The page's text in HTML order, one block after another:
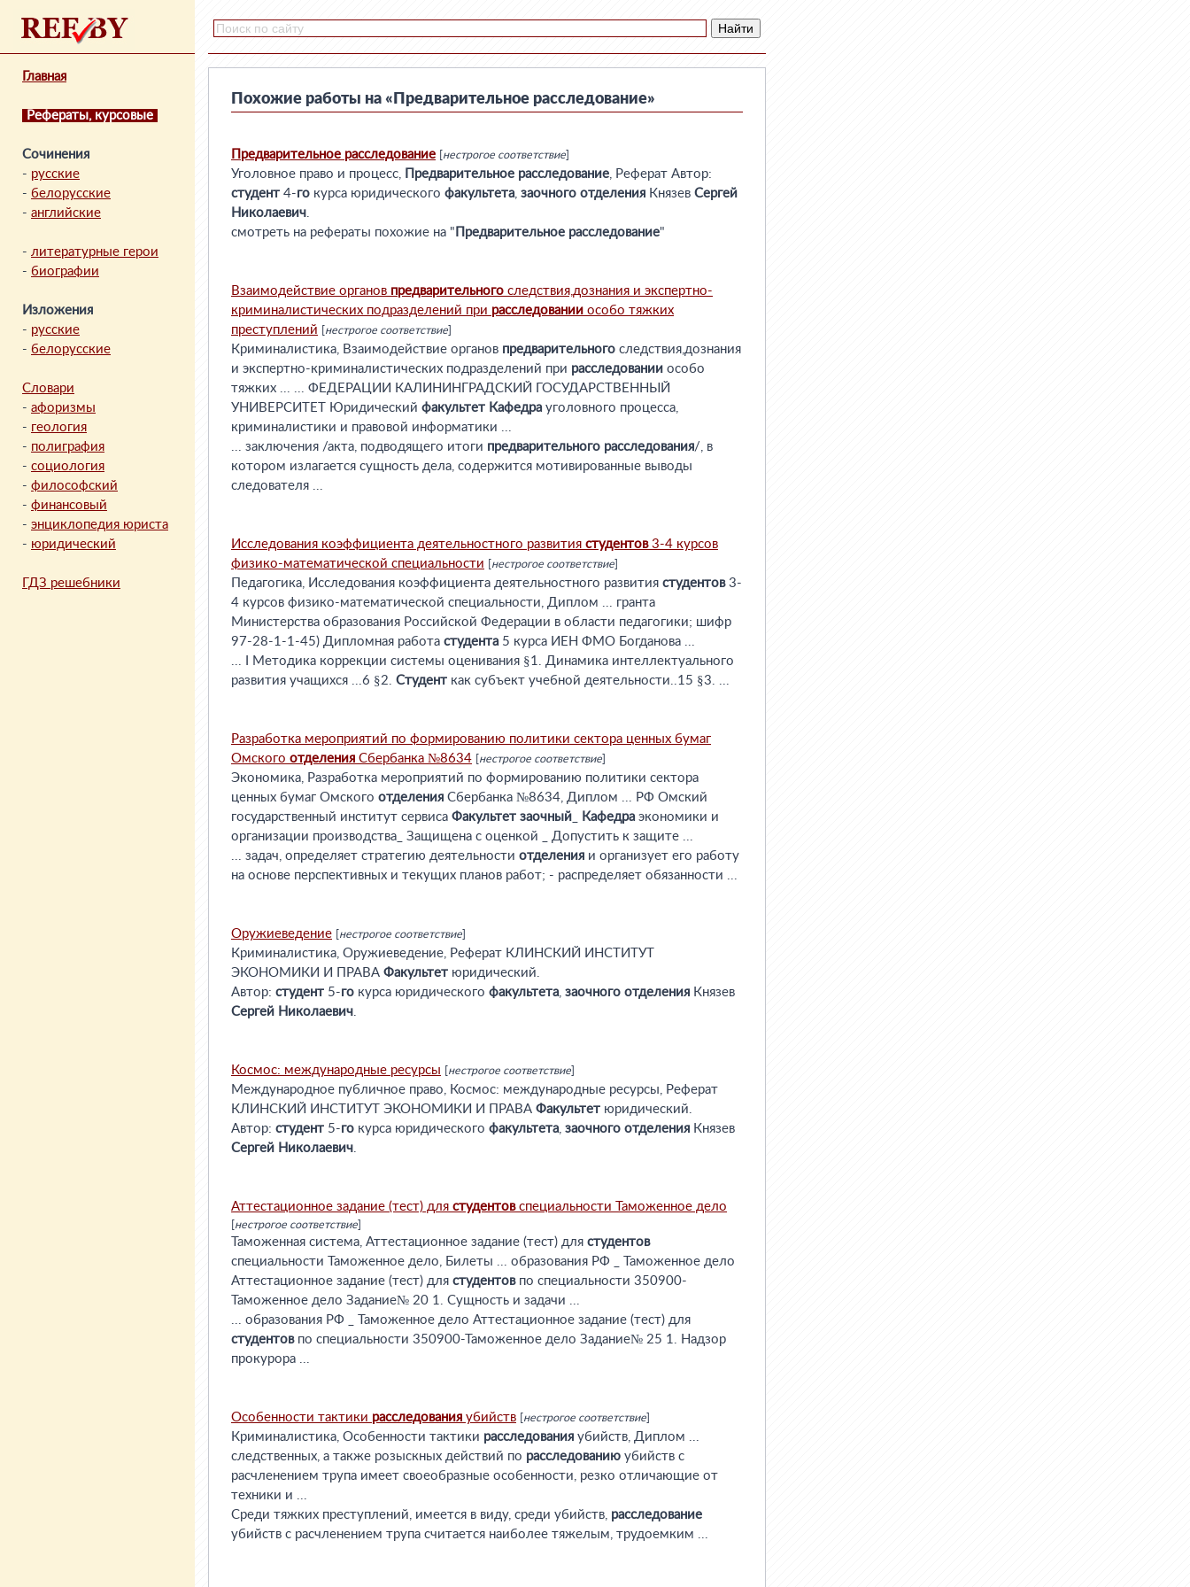
Главная
Рефераты, курсовые
Сочинения
- русские
- белорусские
- английские
- литературные герои
- биографии
Изложения
- русские
- белорусские
Словари
- афоризмы
- геология
- полиграфия
- социология
- философский
- финансовый
- энциклопедия юриста
- юридический
ГДЗ решебники
Похожие работы на «Предварительное расследование»
Предварительное расследование нестрогое соответствие
Уголовное право и процесс, Предварительное расследование, Реферат Автор:
студент 4-го курса юридического факультета, заочного отделения Князев Сергей
Николаевич.
смотреть на рефераты похожие на " Предварительное расследование"
Взаимодействие органов предварительного следствия,дознания и экспертно-
криминалистических подразделений при расследовании особо тяжких
преступлений
нестрогое соответствие
Криминалистика, Взаимодействие органов предварительного следствия,дознания
и экспертно-криминалистических подразделений при расследовании особо
тяжких ... ... ФЕДЕРАЦИИ КАЛИНИНГРАДСКИЙ ГОСУДАРСТВЕННЫЙ
УНИВЕРСИТЕТ Юридический факультет Кафедра уголовного процесса,
криминалистики и правовой информатики ...
... заключения /акта, подводящего итоги предварительного расследования/, в
котором излагается сущность дела, содержится мотивированные выводы
следователя ...
Исследования коэффициента деятельностного развития студентов3-4 курсов
физико-математической специальности
нестрогое соответствие
Педагогика, Исследования коэффициента деятельностного развития студентов3-
4 курсов физико-математической специальности, Диплом ... гранта
Министерства образования Российской Федерации в области педагогики; шифр
97-28-1-1-45) Дипломная работа студента 5 курса ИЕН ФМО Богданова ...
... I Методика коррекции системы оценивания §1. Динамика интеллектуального
развития учащихся ...6 §2. Студент как субъект учебной деятельности..15 §3. ...
Разработка мероприятий по формированию политики сектора ценных бумаг
Омского отделения Сбербанка №8634 нестрогое соответствие
Экономика, Разработка мероприятий по формированию политики сектора
ценных бумаг Омского отделения Сбербанка №8634, Диплом ... РФ Омский
государственный институт сервиса Факультет заочный Кафедра экономики и
организации производства_ Защищена с оценкой _ Допустить к защите ...
... задач, определяет стратегию деятельности отделения и организует его работу
на основе перспективных и текущих планов работ; - распределяет обязанности ...
Оружиеведение нестрогое соответствие
Криминалистика, Оружиеведение, Реферат КЛИНСКИЙ ИНСТИТУТ
ЭКОНОМИКИ И ПРАВА Факультет юридический.
Автор: студент 5-го курса юридического факультета, заочного отделения Князев
Сергей Николаевич.
Космос: международные ресурсы нестрогое соответствие
Международное публичное право, Космос: международные ресурсы, Реферат
КЛИНСКИЙ ИНСТИТУТ ЭКОНОМИКИ И ПРАВА Факультет юридический.
Автор: студент 5-го курса юридического факультета, заочного отделения Князев
Сергей Николаевич.
Аттестационное задание (тест) для студентовспециальности Таможенное дело
нестрогое соответствие
Таможенная система, Аттестационное задание (тест) для студентов
специальности Таможенное дело, Билеты ... образования РФ _ Таможенное дело
Аттестационное задание (тест) для студентовпо специальности 350900-
Таможенное дело Задание№ 20 1. Сущность и задачи ...
... образования РФ _ Таможенное дело Аттестационное задание (тест) для
студентовпо специальности 350900-Таможенное дело Задание№ 25 1. Надзор
прокурора ...
Особенности тактики расследования убийств нестрогое соответствие
Криминалистика, Особенности тактики расследования убийств, Диплом ...
следственных, а также розыскных действий по расследованию убийств с
расчленением трупа имеет своеобразные особенности, резко отличающие от
техники и ...
Среди тяжких преступлений, имеется в виду, среди убийств, расследование
убийств с расчленением трупа считается наиболее тяжелым, трудоемким ...